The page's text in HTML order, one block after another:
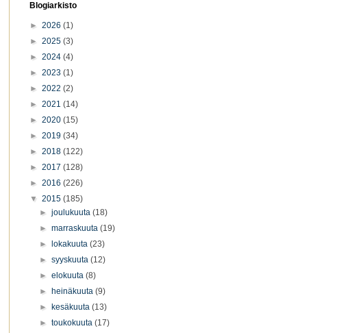
Blogiarkisto
► 2026 (1)
► 2025 (3)
► 2024 (4)
► 2023 (1)
► 2022 (2)
► 2021 (14)
► 2020 (15)
► 2019 (34)
► 2018 (122)
► 2017 (128)
► 2016 (226)
▼ 2015 (185)
►joulukuuta(18)
►marraskuuta(19)
►
lokakuuta(23)
►syyskuuta(12)
►elokuuta(8)
► heinäkuuta(9)
►
kesäkuuta(13)
►toukokuuta(17)